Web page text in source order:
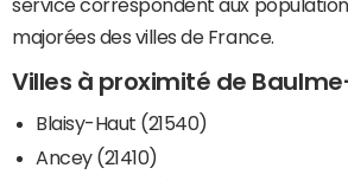
service correspondent aux
majorées des villes de France.
Villes à proximité de
Blaisy-Haut (21540)
Ancey (21410)